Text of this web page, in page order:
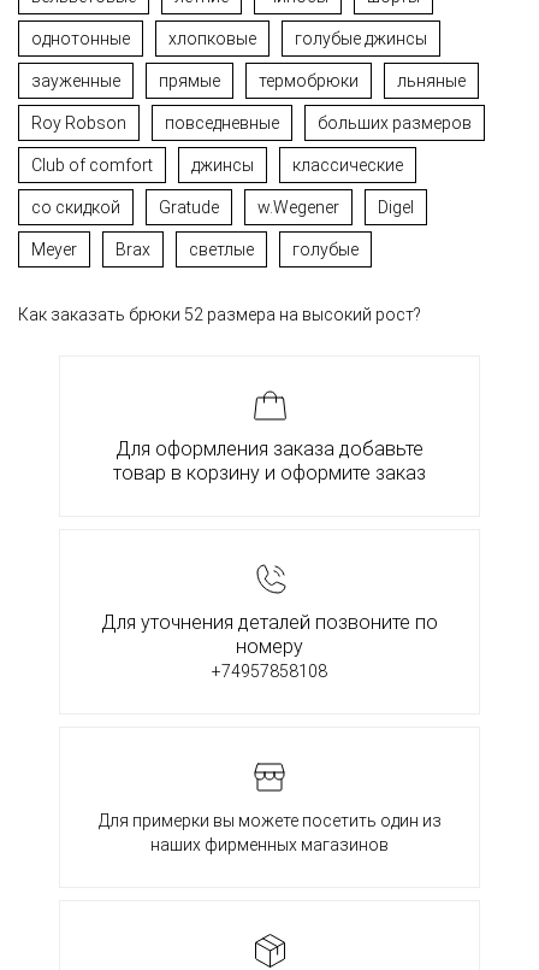
однотонные хлопковые голубые джинсы
зауженные прямые термобрюки льняные
Roy Robson повседневные больших размеров
Club of comfort джинсы классические
со скидкой Gratude w.Wegener Digel
Meyer Brax светлые голубые
Как заказать брюки 52 размера на высокий рост?
Для оформления заказа добавьте
товар в корзину и оформите заказ
Для уточнения деталей позвоните по
номеру
+74957858108
Для примерки вы можете посетить один из
наших фирменных магазинов